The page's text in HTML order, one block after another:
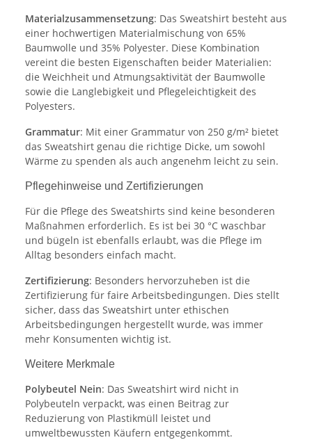
Materialzusammensetzung: Das Sweatshirt besteht aus
einer hochwertigen Materialmischung von 65%
Baumwolle und 35% Polyester. Diese Kombination
vereint die besten Eigenschaften beider Materialien:
die Weichheit und Atmungsaktivität der Baumwolle
sowie die Langlebigkeit und Pflegeleichtigkeit des
Polyesters.
Grammatur: Mit einer Grammatur von 250 g/m² bietet
das Sweatshirt genau die richtige Dicke, um sowohl
Wärme zu spenden als auch angenehm leicht zu sein.
Pflegehinweise und Zertifizierungen
Für die Pflege des Sweatshirts sind keine besonderen
Maßnahmen erforderlich. Es ist bei 30 °C waschbar
und bügeln ist ebenfalls erlaubt, was die Pflege im
Alltag besonders einfach macht.
Zertifizierung: Besonders hervorzuheben ist die
Zertifizierung für faire Arbeitsbedingungen. Dies stellt
sicher, dass das Sweatshirt unter ethischen
Arbeitsbedingungen hergestellt wurde, was immer
mehr Konsumenten wichtig ist.
Weitere Merkmale
Polybeutel Nein: Das Sweatshirt wird nicht in
Polybeuteln verpackt, was einen Beitrag zur
Reduzierung von Plastikmüll leistet und
umweltbewussten Käufern entgegenkommt.